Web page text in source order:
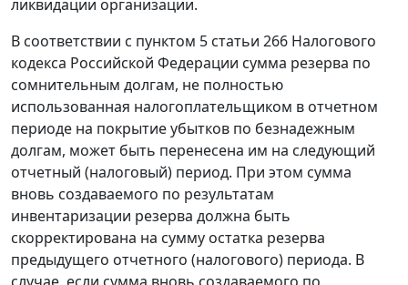
ликвидации организации.
В соответствии с пунктом 5 статьи 266 Налогового
кодекса Российской Федерации сумма резерва по
сомнительным долгам, не полностью
использованная налогоплательщиком в отчетном
периоде на покрытие убытков по безнадежным
долгам, может быть перенесена им на следующий
отчетный (налоговый) период. При этом сумма
вновь создаваемого по результатам
инвентаризации резерва должна быть
скорректирована на сумму остатка резерва
предыдущего отчетного (налогового) периода. В